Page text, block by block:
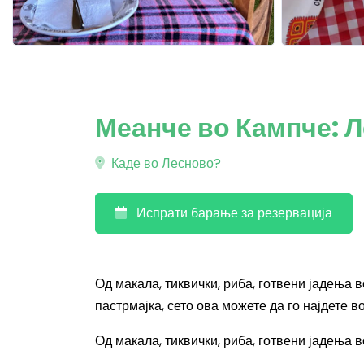
Меанче во Кампче:
Каде во Лесново?
Испрати барање за резервација
Од макала, тиквички, риба, готвени јадења
пастрмајка, сето ова можете да го најдете
Од макала, тиквички, риба, готвени јадења